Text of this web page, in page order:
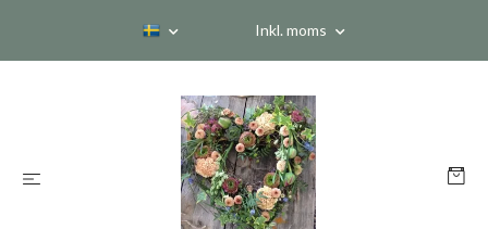
Inkl. moms